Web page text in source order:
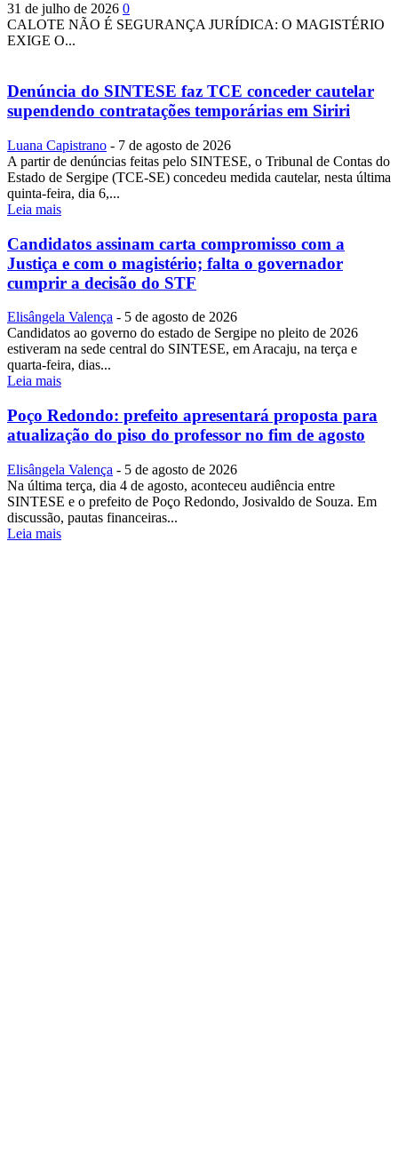
31 de julho de 2026 0
CALOTE NÃO É SEGURANÇA JURÍDICA: O MAGISTÉRIO
EXIGE O...
Denúncia do SINTESE faz TCE conceder cautelar
supendendo contratações temporárias em Siriri
Luana Capistrano - 7 de agosto de 2026
A partir de denúncias feitas pelo SINTESE, o Tribunal de Contas do
Estado de Sergipe (TCE-SE) concedeu medida cautelar, nesta última
quinta-feira, dia 6,...
Leia mais
Candidatos assinam carta compromisso com a
Justiça e com o magistério; falta o governador
cumprir a decisão do STF
Elisângela Valença - 5 de agosto de 2026
Candidatos ao governo do estado de Sergipe no pleito de 2026
estiveram na sede central do SINTESE, em Aracaju, na terça e
quarta-feira, dias...
Leia mais
Poço Redondo: prefeito apresentará proposta para
atualização do piso do professor no fim de agosto
Elisângela Valença - 5 de agosto de 2026
Na última terça, dia 4 de agosto, aconteceu audiência entre
SINTESE e o prefeito de Poço Redondo, Josivaldo de Souza. Em
discussão, pautas financeiras...
Leia mais